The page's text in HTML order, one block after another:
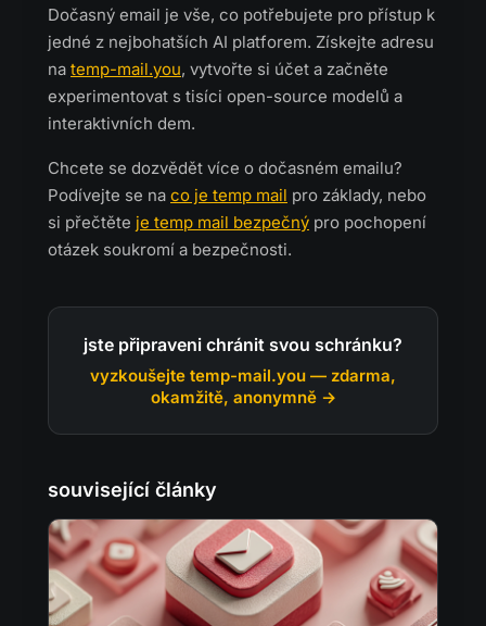
Dočasný email je vše, co potřebujete pro přístup k
jedné z nejbohatších AI platforem. Získejte adresu
na temp-mail.you, vytvořte si účet a začněte
experimentovat s tisíci open-source modelů a
interaktivních dem.
Chcete se dozvědět více o dočasném emailu?
Podívejte se na co je temp mail pro základy, nebo
si přečtěte je temp mail bezpečný pro pochopení
otázek soukromí a bezpečnosti.
jste připraveni chránit svou schránku?
vyzkoušejte temp-mail.you — zdarma,
okamžitě, anonymně →
související články